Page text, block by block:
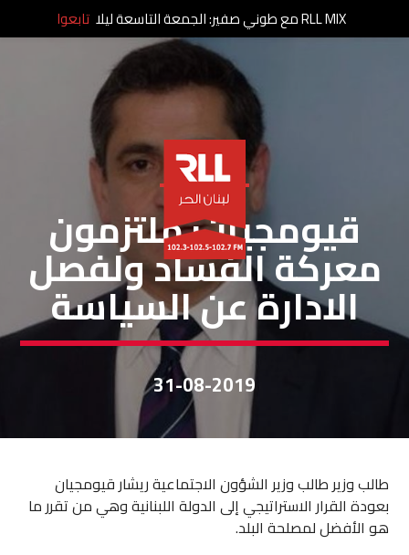
خاص لبنان الحر
قيومجيان: ملتزمون
معركة الفساد ولفصل
الادارة عن السياسة
31-08-2019
طالب وزير طالب وزير الشؤون الاجتماعية ريشار قيومجيان
بعودة القرار الاستراتيجي إلى الدولة اللبنانية وهي من تقرر ما
هو الأفضل لمصلحة البلد.
RLL MIX مع طوني صفير: الجمعة التاسعة ليلا تابعوا